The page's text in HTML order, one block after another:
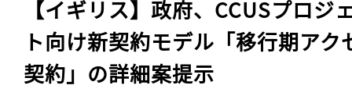
【イギリス】政府、CCUSプロジ
ト向け新契約モデル「移行期アク
契約」の詳細案提示